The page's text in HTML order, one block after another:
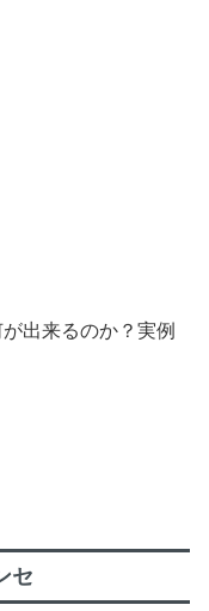
出来るのか？実例
セ